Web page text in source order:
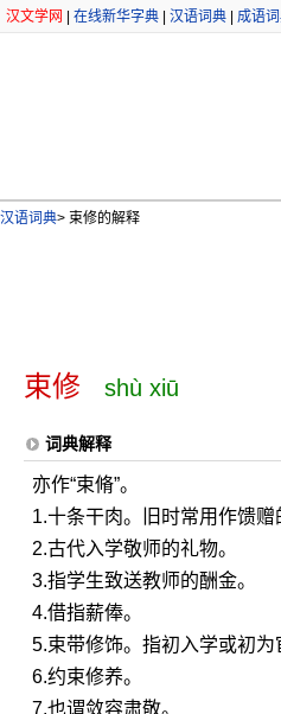
汉文学网 在线新华字典 汉语词典 成语
汉语词典> 束修的解释
束修 shù xiū
词典解释
亦作“束脩”。
1.十条干肉。旧时常用作馈赠
2.古代入学敬师的礼物。
3.指学生致送教师的酬金。
4.借指薪俸。
5.束带修饰。指初入学或初为
6.约束修养。
7.也谓敛容肃敬。